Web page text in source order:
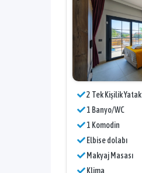
2 Tek Kişilik Yatak
1 Banyo/WC
1 Komodin
Elbise dolabı
Makyaj Masası
Klima